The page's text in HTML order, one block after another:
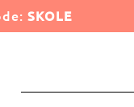
SKOLE